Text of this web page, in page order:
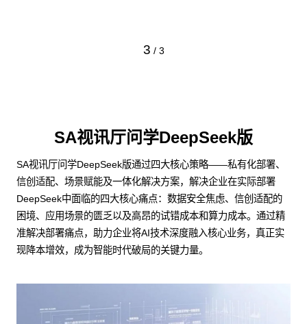
3 / 3
SA视讯厅问学DeepSeek版
SA视讯厅问学DeepSeek版通过四大核心策略——私有化部署、
信创适配、场景赋能及一体化解决方案，解决企业在实际部署
DeepSeek中面临的四大核心痛点：数据安全焦虑、信创适配的
困境、应用场景的匮乏以及高昂的试错成本和算力成本。通过精
准解决部署痛点，助力企业将AI技术深度融入核心业务，真正实
现降本增效，成为智能时代破局的关键力量。